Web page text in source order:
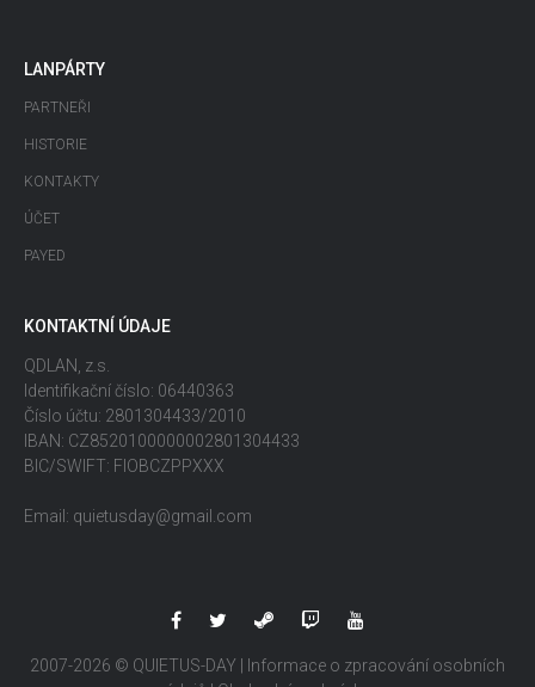
LANPÁRTY
PARTNEŘI
HISTORIE
KONTAKTY
ÚČET
PAYED
KONTAKTNÍ ÚDAJE
QDLAN, z.s.
Identifikační číslo: 06440363
Číslo účtu: 2801304433/2010
IBAN: CZ8520100000002801304433
BIC/SWIFT: FIOBCZPPXXX
Email: quietusday@gmail.com
2007-2026 © QUIETUS-DAY |
Informace o zpracování osobních